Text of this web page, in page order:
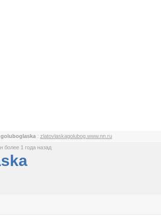
goluboglaska : zlatovlaskagolubog.www.nn.ru
более 1 года назад